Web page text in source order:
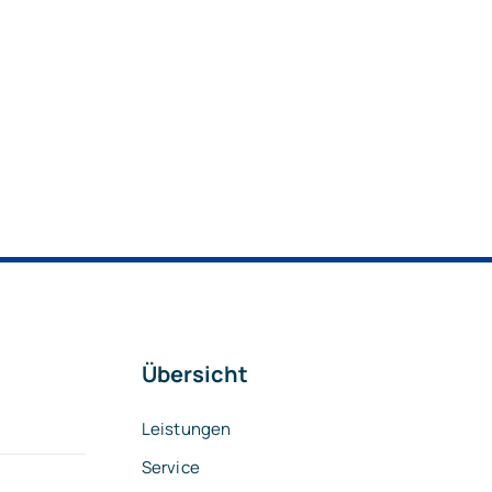
Übersicht
Leistungen
Service